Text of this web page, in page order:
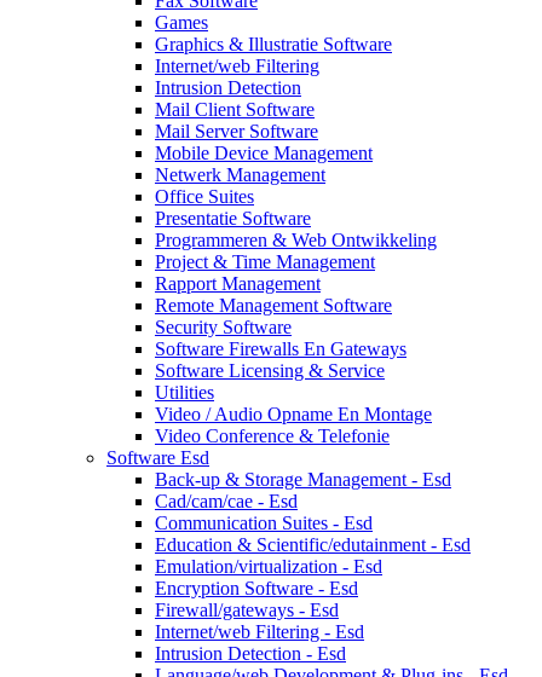
Games
Graphics & Illustratie Software
Internet/web Filtering
Intrusion Detection
Mail Client Software
Mail Server Software
Mobile Device Management
Netwerk Management
Office Suites
Presentatie Software
Programmeren & Web Ontwikkeling
Project & Time Management
Rapport Management
Remote Management Software
Security Software
Software Firewalls En Gateways
Software Licensing & Service
Utilities
Video / Audio Opname En Montage
Video Conference & Telefonie
Software Esd
Back-up & Storage Management - Esd
Cad/cam/cae - Esd
Communication Suites - Esd
Education & Scientific/edutainment - Esd
Emulation/virtualization - Esd
Encryption Software - Esd
Firewall/gateways - Esd
Internet/web Filtering - Esd
Intrusion Detection - Esd